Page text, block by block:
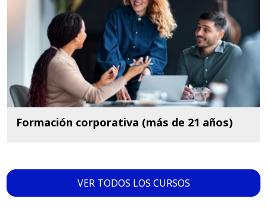
Formación corporativa (más de 21 años)
VER TODOS LOS CURSOS